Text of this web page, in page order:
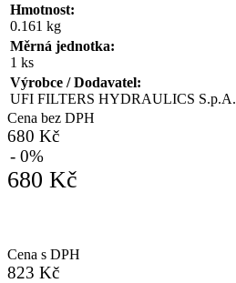
Hmotnost:
0.161 kg
Měrná jednotka:
1 ks
Výrobce / Dodavatel:
UFI FILTERS HYDRAULICS S.p.A.
Cena bez DPH
680 Kč
- 0%
680 Kč
Cena s DPH
823 Kč